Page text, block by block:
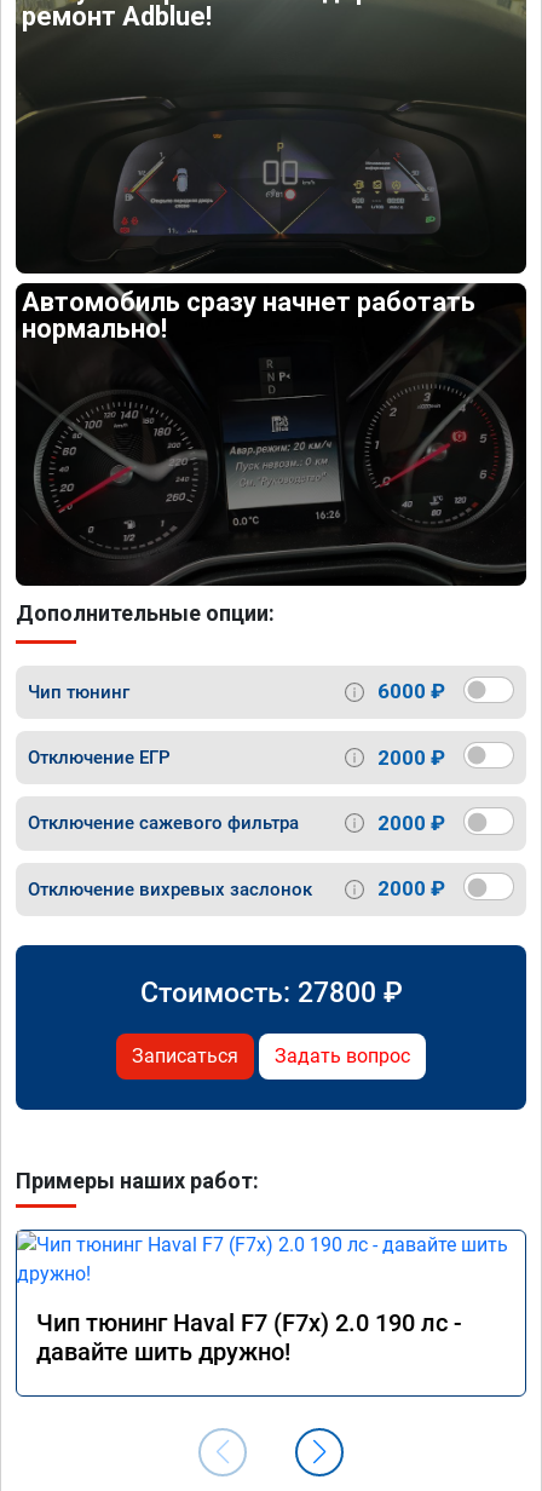
ремонт Adblue!
Автомобиль сразу начнет работать
нормально!
Дополнительные опции:
Чип тюнинг 6000 ₽
Отключение ЕГР 2000 ₽
Отключение сажевого фильтра 2000 ₽
Отключение вихревых заслонок 2000 ₽
Стоимость: 27800 ₽
Записаться Задать вопрос
Примеры наших работ:
Чип тюнинг Haval F7 (F7x) 2.0 190 лс -
давайте шить дружно!